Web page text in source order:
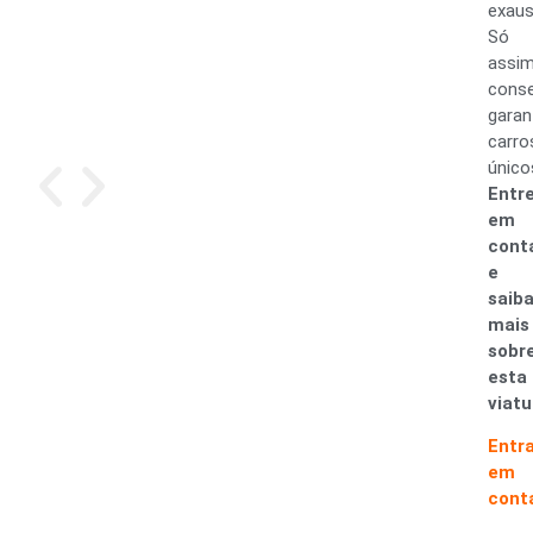
Só
em
e
saiba
mais
esta
em